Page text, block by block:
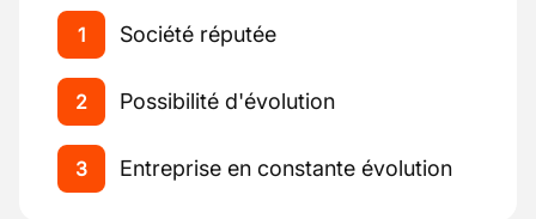
1 Société réputée
2 Possibilité d'évolution
3 Entreprise en constante évolution